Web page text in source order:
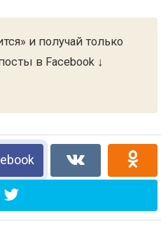
и получай только
в Facebook ↓